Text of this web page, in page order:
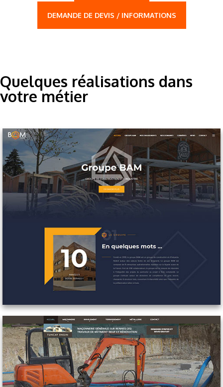
DEMANDE DE DEVIS / INFORMATIONS
Quelques réalisations dans
votre métier